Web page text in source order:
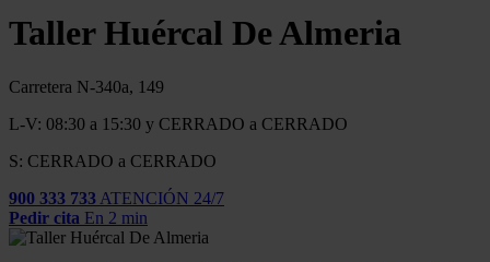
Taller Huércal De Almeria
Carretera N-340a, 149
L-V: 08:30 a 15:30 y CERRADO a CERRADO
S: CERRADO a CERRADO
900 333 733 ATENCIÓN 24/7
Pedir cita En 2 min